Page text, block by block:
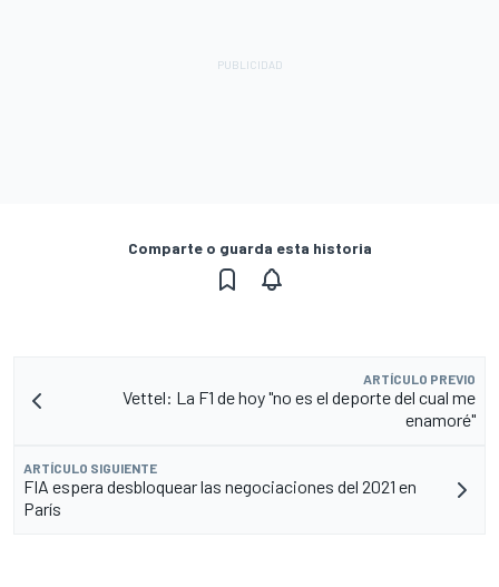
Comparte o guarda esta historia
ARTÍCULO PREVIO
Vettel: La F1 de hoy "no es el deporte del cual me
enamoré"
ARTÍCULO SIGUIENTE
FIA espera desbloquear las negociaciones del 2021 en
París